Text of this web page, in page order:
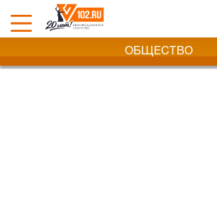
ОБЩЕСТВО